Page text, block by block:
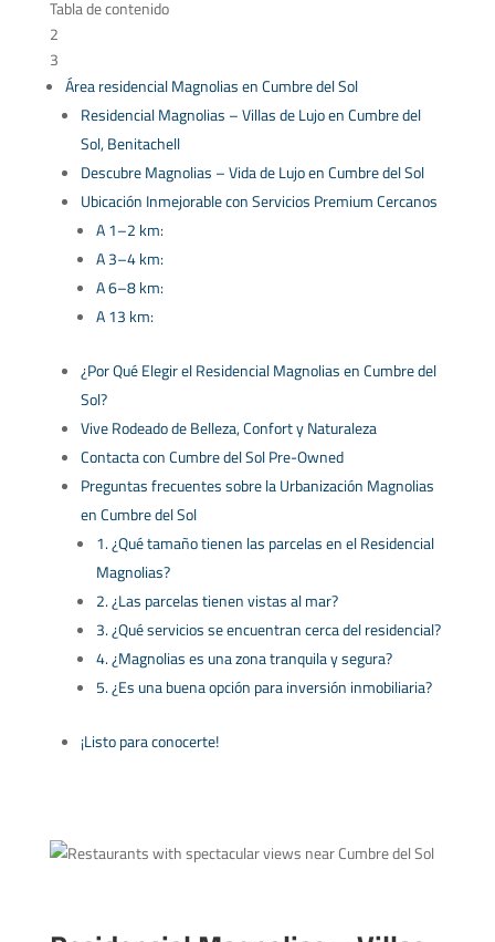
Tabla de contenido
2
3
Área residencial Magnolias en Cumbre del Sol
Residencial Magnolias – Villas de Lujo en Cumbre del
Sol, Benitachell
Descubre Magnolias – Vida de Lujo en Cumbre del Sol
Ubicación Inmejorable con Servicios Premium Cercanos
A 1–2 km:
A 3–4 km:
A 6–8 km:
A 13 km:
¿Por Qué Elegir el Residencial Magnolias en Cumbre del
Sol?
Vive Rodeado de Belleza, Confort y Naturaleza
Contacta con Cumbre del Sol Pre-Owned
Preguntas frecuentes sobre la Urbanización Magnolias
en Cumbre del Sol
1. ¿Qué tamaño tienen las parcelas en el Residencial
Magnolias?
2. ¿Las parcelas tienen vistas al mar?
3. ¿Qué servicios se encuentran cerca del residencial?
4. ¿Magnolias es una zona tranquila y segura?
5. ¿Es una buena opción para inversión inmobiliaria?
¡Listo para conocerte!